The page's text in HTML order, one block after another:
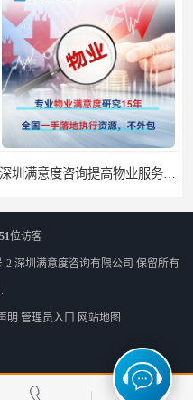
深圳满意度咨询提高物业服务满意度调查方案
位访客
-2 深圳满意度咨询有限公司 保留所有
明 管理员入口 网站地图